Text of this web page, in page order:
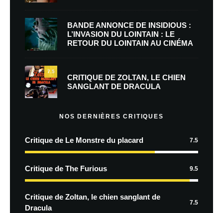
BANDE ANNONCE DE INSIDIOUS :
L’INVASION DU LOINTAIN : LE
RETOUR DU LOINTAIN AU CINÉMA
7.5
CRITIQUE DE ZOLTAN, LE CHIEN
SANGLANT DE DRACULA
NOS DERNIÈRES CRITIQUES
Critique de Le Monstre du placard 7.5
Critique de The Furious 9.5
Critique de Zoltan, le chien sanglant de
Dracula
7.5